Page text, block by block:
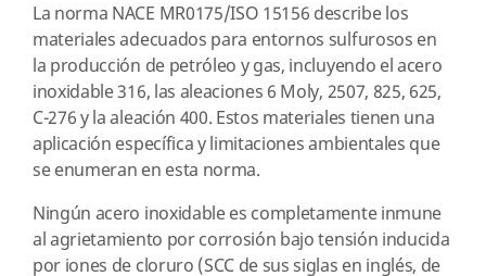
La norma NACE MR0175/ISO 15156 describe los
materiales adecuados para entornos sulfurosos en
la producción de petróleo y gas, incluyendo el acero
inoxidable 316, las aleaciones 6 Moly, 2507, 825, 625,
C-276 y la aleación 400. Estos materiales tienen una
aplicación específica y limitaciones ambientales que
se enumeran en esta norma.
Ningún acero inoxidable es completamente inmune
al agrietamiento por corrosión bajo tensión inducida
por iones de cloruro (SCC de sus siglas en inglés, de